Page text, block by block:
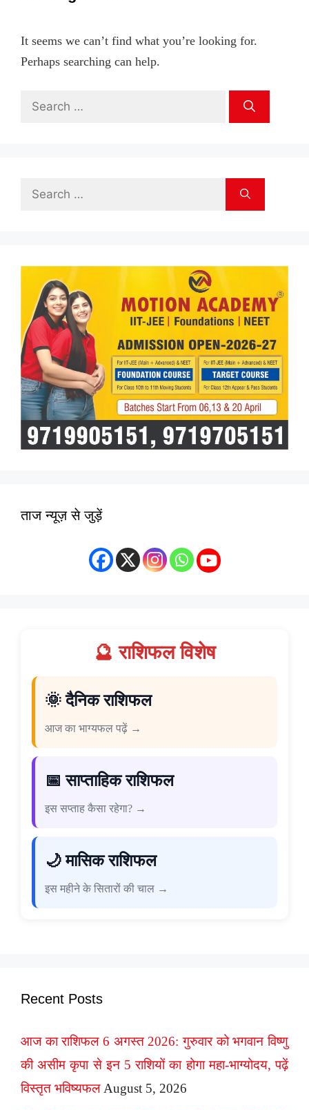
It seems we can’t find what you’re looking for.
Perhaps searching can help.
Search
Search
ताज न्यूज़ से जुड़ें
🔮 राशिफल विशेष
🌞 दैनिक राशिफल
आज का भाग्यफल पढ़ें →
📅 साप्ताहिक राशिफल
इस सप्ताह कैसा रहेगा? →
🌙 मासिक राशिफल
इस महीने के सितारों की चाल →
Recent Posts
आज का राशिफल 6 अगस्त 2026: गुरुवार को भगवान विष्णु
की असीम कृपा से इन 5 राशियों का होगा महा-भाग्योदय, पढ़ें
विस्तृत भविष्यफल August 5, 2026